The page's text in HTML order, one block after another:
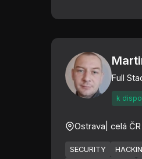
Full
k
Ostrava | celá ČR
SECURITY